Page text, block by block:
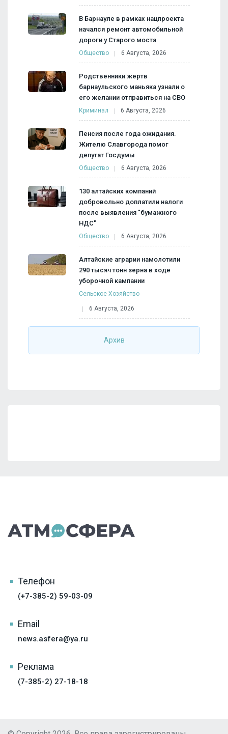
В Барнауле в рамках нацпроекта
начался ремонт автомобильной
дороги у Старого моста
Общество 6 Августа, 2026
Родственники жертв
барнаульского маньяка узнали о
его желании отправиться на СВО
Криминал 6 Августа, 2026
Пенсия после года ожидания.
Жителю Славгорода помог
депутат Госдумы
Общество 6 Августа, 2026
130 алтайских компаний
добровольно доплатили налоги
после выявления "бумажного
НДС"
Общество 6 Августа, 2026
Алтайские аграрии намолотили
290 тысяч тонн зерна в ходе
уборочной кампании
Сельское Хозяйство
6 Августа, 2026
Архив
Телефон
(+7-385-2) 59-03-09
Email
news.asfera@ya.ru
Реклама
(7-385-2) 27-18-18